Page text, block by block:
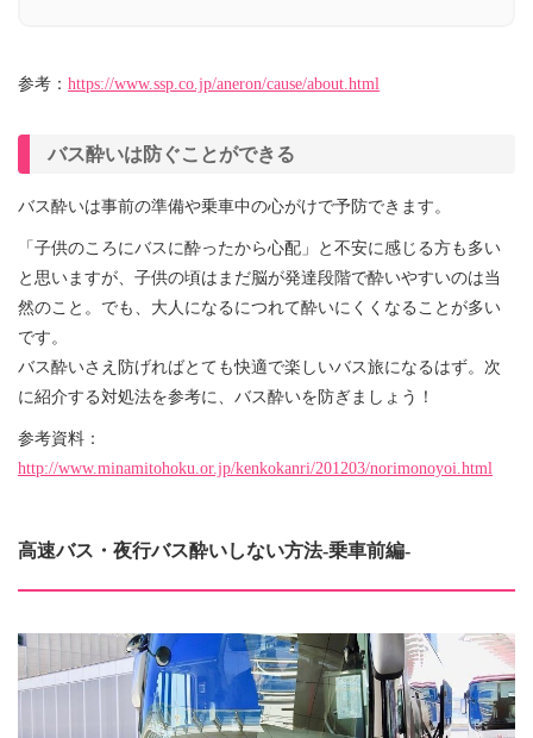
参考： https://www.ssp.co.jp/aneron/cause/about.html
バス酔いは防ぐことができる
バス酔いは事前の準備や乗車中の心がけで予防できます。
「子供のころにバスに酔ったから心配」と不安に感じる方も多い
と思いますが、子供の頃はまだ脳が発達段階で酔いやすいのは当
然のこと。でも、大人になるにつれて酔いにくくなることが多い
です。
バス酔いさえ防げればとても快適で楽しいバス旅になるはず。次
に紹介する対処法を参考に、バス酔いを防ぎましょう！
参考資料：
http://www.minamitohoku.or.jp/kenkokanri/201203/norimonoyoi.html
高速バス・夜行バス酔いしない方法-乗車前編-